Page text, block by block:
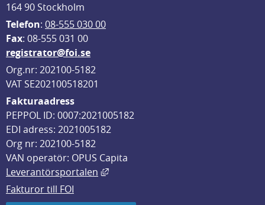
164 90 Stockholm
Telefon: 08-555 030 00
Fax: 08-555 031 00
registrator@foi.se
Org.nr: 202100-5182
VAT SE202100518201
Fakturaadress
PEPPOL ID: 0007:2021005182
EDI adress: 2021005182
Org nr: 202100-5182
VAN operatör: OPUS Capita
Leverantörsportalen
Länk till annan webbplats, öppnas
Fakturor till FOI